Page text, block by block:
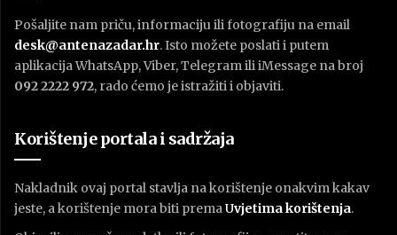
Pošaljite nam priču, informaciju ili fotografiju na email
desk@antenazadar.hr. Isto možete poslati i putem
aplikacija WhatsApp, Viber, Telegram ili iMessage na broj
092 2222 972, rado ćemo je istražiti i objaviti.
Korištenje portala i sadržaja
Nakladnik ovaj portal stavlja na korištenje onakvim kakav
jeste, a korištenje mora biti premaUvjetima korištenja.